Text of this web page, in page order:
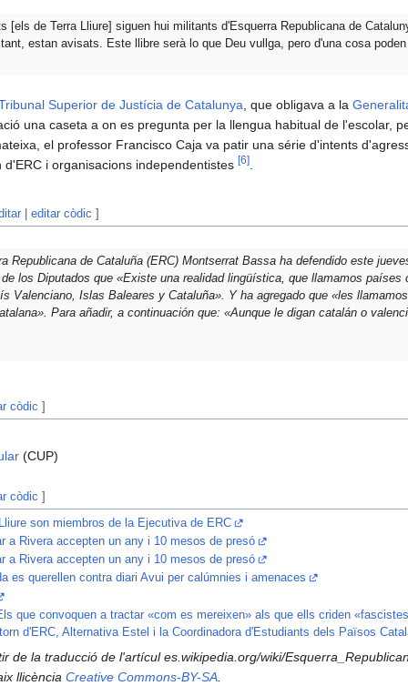
[els de Terra Lliure] siguen hui militants d'Esquerra Republicana de
estan avisats. Este llibre serà lo que Deu vullga, pero d'una cosa
Superior de Justícia de Catalunya, que obligava a la
una caseta a on es pregunta per la llengua habitual de l'escolar,
el professor Francisco Caja va patir una série d'intents
i organisacions independentistes [6].
|editar còdic ]
Republicana de Cataluña (ERC) Montserrat Bassa ha defendido este
de los Diputados que «Existe una realidad lingüística, que llamamos
Valenciano, Islas Baleares y Cataluña». Y ha agregado que «les
Para añadir, a continuación que: «Aunque le digan catalán o
còdic ]
(CUP)
còdic ]
son miembros de la Ejecutiva de ERC
a Rivera accepten un any i 10 mesos de presó
a Rivera accepten un any i 10 mesos de presó
es querellen contra diari Avui per calúmnies i amenaces
que convoquen a tractar «com es mereixen» als que ells criden
d'ERC, Alternativa Estel i la Coordinadora d'Estudiants dels Països
de la traducció de l'artícul es.wikipedia.org/wiki/
llicènciaCreative Commons-BY-SA